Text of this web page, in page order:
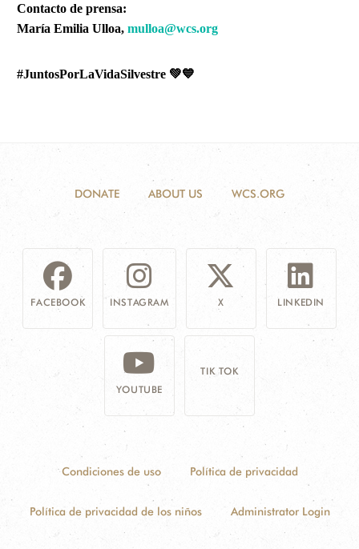
Contacto de prensa:
María Emilia Ulloa, mulloa@wcs.org
#JuntosPorLaVidaSilvestre 💚💙
DONATE ABOUT US WCS.ORG
FACEBOOK INSTAGRAM X LINKEDIN
YOUTUBE
TIK TOK
Condiciones de uso Política de privacidad
Política de privacidad de los niños Administrator Login